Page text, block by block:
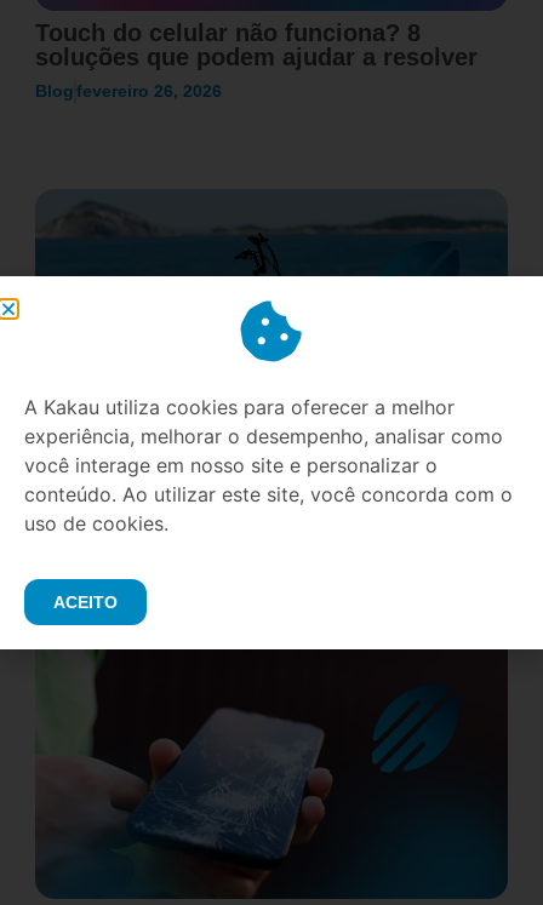
Touch do celular não funciona? 8
soluções que podem ajudar a resolver
Blogfevereiro 26, 2026
E-bikes no Brasil: Um mercado que
cresce 50% ao ano e como se preparar
para essa revolução
A Kakau utiliza cookies para oferecer a melhor
experiência, melhorar o desempenho, analisar como
você interage em nosso site e personalizar o
conteúdo. Ao utilizar este site, você concorda com o
uso de cookies.
ACEITO